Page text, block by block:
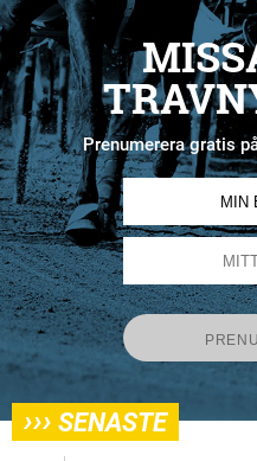
Prenumerera gratis
››› SENASTE